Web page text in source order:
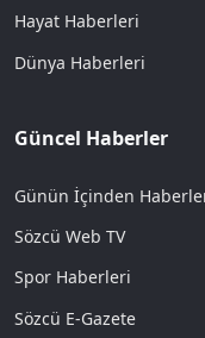
Hayat Haberleri
Dünya Haberleri
Güncel Haberler
Günün İçinden
Sözcü Web TV
Spor Haberleri
Sözcü E-Gazete